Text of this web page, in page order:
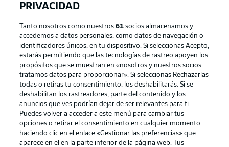
Publicidad Aviso legal
Gestionar las preferencias Declaracion de privacidad
Canales Trabajos
Jugadores Condiciones de uso
Sello Editorial Contacto
PRIVACIDAD
Tanto nosotros como nuestros61 socios almacenamos y
accedemos a datos personales, como datos de navegación o
identificadores únicos, en tu dispositivo. Si seleccionas Acepto,
estarás permitiendo que las tecnologías de rastreo apoyen los
propósitos que se muestran en «nosotros y nuestros socios
tratamos datos para proporcionar». Si seleccionas Rechazarlas
todas o retiras tu consentimiento, los deshabilitarás. Si se
deshabilitan los rastreadores, parte del contenido y los
anuncios que ves podrían dejar de ser relevantes para ti.
Puedes volver a acceder a este menú para cambiar tus
opciones o retirar el consentimiento en cualquier momento
haciendo clic en el enlace «Gestionar las preferencias» que
aparece en el en la parte inferior de la página web. Tus